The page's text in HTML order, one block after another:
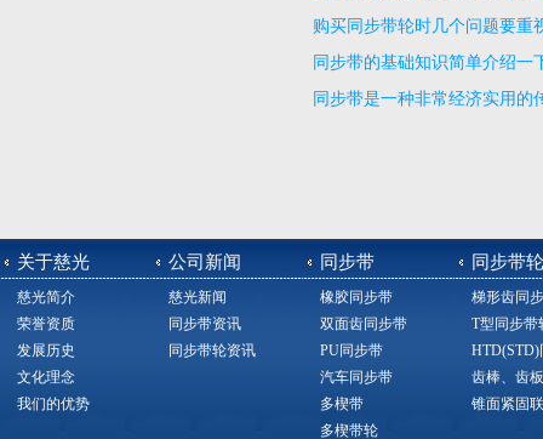
购买同步带轮时几个问题要重
同步带的基础知识简单介绍一
同步带是一种非常经济实用的
关于慈光
慈光简介
荣誉资质
发展历史
文化理念
我们的优势
公司新闻
慈光新闻
同步带资讯
同步带轮资讯
同步带
橡胶同步带
双面齿同步带
PU同步带
汽车同步带
多楔带
多楔带轮
同步带轮
梯形齿同
T型同步带
齿棒、齿板
锥面紧固